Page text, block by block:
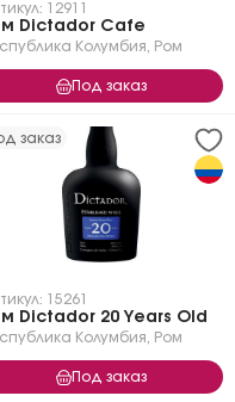
12911
Dictador Cafe
Колумбия Ром
Под заказ
заказ
15261
Dictador 20 Years Old
Колумбия Ром
Под заказ